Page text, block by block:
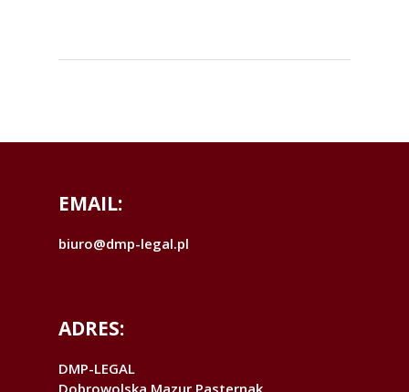
EMAIL:
biuro@dmp-legal.pl
ADRES:
DMP-LEGAL
Dobrowolska Mazur Pasternak